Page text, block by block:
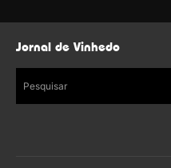
Jornal de Vinhedo
Pesquisar